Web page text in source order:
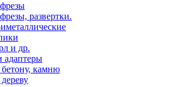
развертки.
и др.
адаптеры
камню